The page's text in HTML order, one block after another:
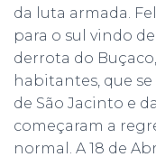
da luta armada.
para o sul vindo
derrota do
habitantes, que
de São Jacinto e
começaram a
normal. A 18 de